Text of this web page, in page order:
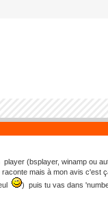
(bsplayer, winamp ou
mais à mon avis c'est
) puis tu vas dans